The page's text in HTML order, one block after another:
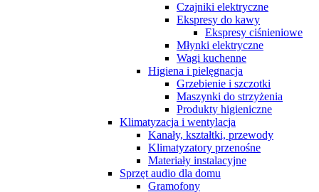
Czajniki elektryczne
Ekspresy do kawy
Ekspresy ciśnieniowe
Młynki elektryczne
Wagi kuchenne
Higiena i pielęgnacja
Grzebienie i szczotki
Maszynki do strzyżenia
Produkty higieniczne
Klimatyzacja i wentylacja
Kanały, kształtki, przewody
Klimatyzatory przenośne
Materiały instalacyjne
Sprzęt audio dla domu
Gramofony